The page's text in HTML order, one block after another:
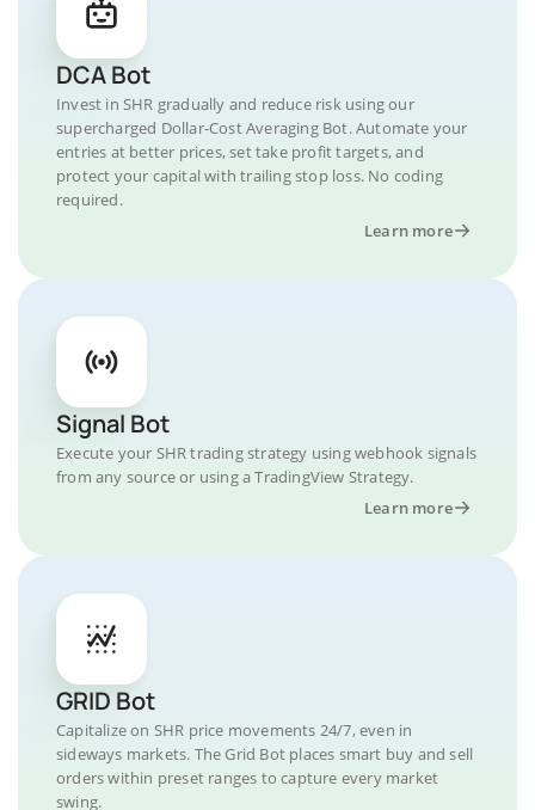
DCA Bot
Invest in SHR gradually and reduce risk using our
supercharged Dollar-Cost Averaging Bot. Automate your
entries at better prices, set take profit targets, and
protect your capital with trailing stop loss. No coding
required.
Learn more
Signal Bot
Execute your SHR trading strategy using webhook signals
from any source or using a TradingView Strategy.
Learn more
GRID Bot
Capitalize on SHR price movements 24/7, even in
sideways markets. The Grid Bot places smart buy and sell
orders within preset ranges to capture every market
swing.